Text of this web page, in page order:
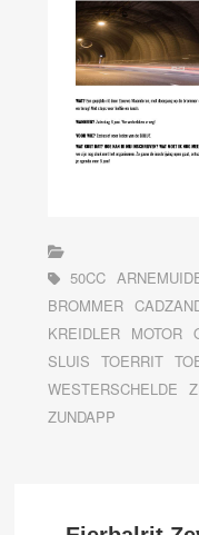
50CC
BROMMER
KREIDLER MOTOR
SLUIS
TOERRIT
WESTERSCHELDE
ZUNDAPP